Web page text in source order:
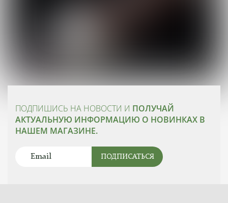
ПОДПИШИСЬ НА НОВОСТИ И ПОЛУЧАЙ
АКТУАЛЬНУЮ ИНФОРМАЦИЮ О НОВИНКАХ В
НАШЕМ МАГАЗИНЕ.
ПОДПИСАТЬСЯ